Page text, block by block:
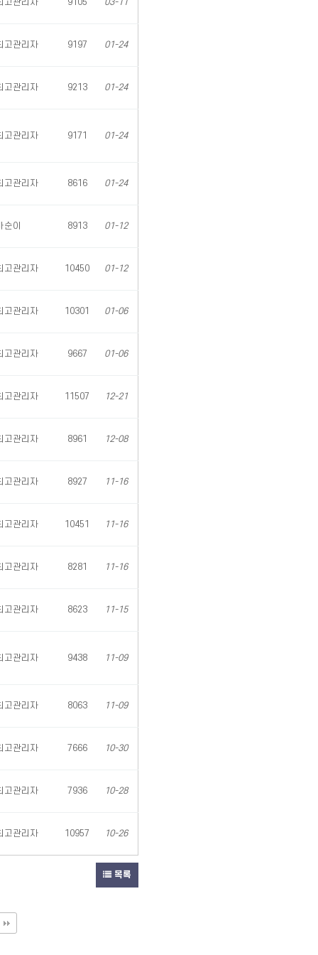
고관리자 9105 03-11
고관리자 9197 01-24
고관리자 9213 01-24
고관리자 9171 01-24
고관리자 8616 01-24
순이 8913 01-12
고관리자 10450 01-12
고관리자 10301 01-06
고관리자 9667 01-06
고관리자 11507 12-21
고관리자 8961 12-08
고관리자 8927 11-16
고관리자 10451 11-16
고관리자 8281 11-16
고관리자 8623 11-15
고관리자 9438 11-09
고관리자 8063 11-09
고관리자 7666 10-30
고관리자 7936 10-28
고관리자 10957 10-26
목록